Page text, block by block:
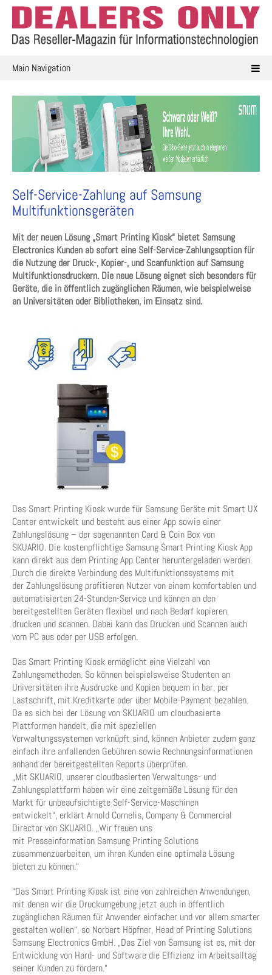
Skip
content
Main Navigation
Self-Service-Zahlung auf Samsung
Multifunktionsgeräten
Mit der neuen Lösung „Smart Printing Kiosk“ bietet Samsung
Electronics Kunden ab sofort eine Self-Service-Zahlungsoption für
die Nutzung der Druck-, Kopier-, und Scanfunktion auf Samsung
Multifunktionsdruckern. Die neue Lösung eignet sich besonders für
Geräte, die in öffentlich zugänglichen Räumen, wie beispielweise
an Universitäten oder Bibliotheken, im Einsatz sind.
Das Smart Printing Kiosk wurde für Samsung Geräte mit Smart UX
Center entwickelt und besteht aus einer App sowie einer
Zahlungslösung – der sogenannten Card & Coin Box von
SKUARIO. Die kostenpflichtige Samsung Smart Printing Kiosk App
kann direkt aus dem Printing App Center heruntergeladen werden.
Durch die direkte Verbindung des Multifunktionssystems mit
der Zahlungslösung profitieren Nutzer von einem komfortablen und
automatisierten 24-Stunden-Service und können an den
bereitgestellten Geräten flexibel und nach Bedarf kopieren,
drucken und scannen. Dabei kann das Drucken und Scannen auch
vom PC aus oder per USB erfolgen.
Das Smart Printing Kiosk ermöglicht eine Vielzahl von
Zahlungsmethoden. So können beispielsweise Studenten an
Universitäten ihre Ausdrucke und Kopien bequem in bar, per
Lastschrift, mit Kreditkarte oder über Mobile-Payment bezahlen.
Da es sich bei der Lösung von SKUARIO um cloudbasierte
Plattformen handelt, die mit speziellen
Verwaltungssystemen verknüpft sind, können Anbieter zudem ganz
einfach ihre anfallenden Gebühren sowie Rechnungsinformationen
anhand der bereitgestellten Reports überprüfen.
„Mit SKUARIO, unserer cloudbasierten Verwaltungs- und
Zahlungsplattform haben wir eine zeitgemäße Lösung für den
Markt für unbeaufsichtigte Self-Service-Maschinen
entwickelt“, erklärt Arnold Cornelis, Company & Commercial
Director von SKUARIO. „Wir freuen uns
mit Presseinformation Samsung Printing Solutions
zusammenzuarbeiten, um ihren Kunden eine optimale Lösung
bieten zu können.“
“Das Smart Printing Kiosk ist eine von zahlreichen Anwendungen,
mit denen wir die Druckumgebung jetzt auch in öffentlich
zugänglichen Räumen für Anwender einfacher und vor allem smarter
gestalten wollen“, so Norbert Höpfner, Head of Printing Solutions
Samsung Electronics GmbH. „Das Ziel von Samsung ist es, mit der
Entwicklung von Hard- und Software die Effizienz im Arbeitsalltag
seiner Kunden zu fördern.“